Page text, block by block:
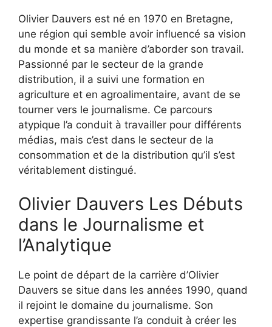
Olivier Dauvers est né en 1970 en Bretagne,
une région qui semble avoir influencé sa vision
du monde et sa manière d’aborder son travail.
Passionné par le secteur de la grande
distribution, il a suivi une formation en
agriculture et en agroalimentaire, avant de se
tourner vers le journalisme. Ce parcours
atypique l’a conduit à travailler pour différents
médias, mais c’est dans le secteur de la
consommation et de la distribution qu’il s’est
véritablement distingué.
Olivier Dauvers Les Débuts
dans le Journalisme et
l’Analytique
Le point de départ de la carrière d’Olivier
Dauvers se situe dans les années 1990, quand
il rejoint le domaine du journalisme. Son
expertise grandissante l’a conduit à créer les